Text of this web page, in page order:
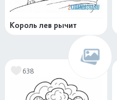
Король лев рычит
638